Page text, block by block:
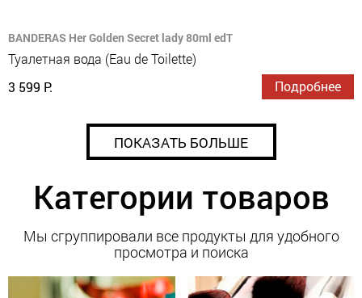
BANDERAS Her Golden Secret lady 80ml edT
Туалетная вода (Eau de Toilette)
3 599 Р.
Подробнее
ПОКАЗАТЬ БОЛЬШЕ
Категории товаров
Мы сгруппировали все продукты для удобного
просмотра и поиска